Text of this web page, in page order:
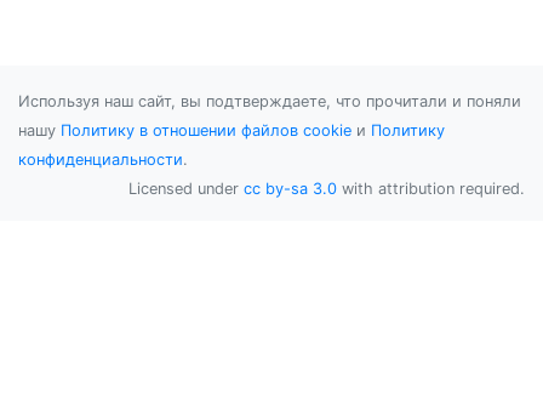
Используя наш сайт, вы подтверждаете, что прочитали и поняли
нашу Политику в отношении файлов cookie и Политику
конфиденциальности.
Licensed under cc by-sa 3.0 with attribution required.